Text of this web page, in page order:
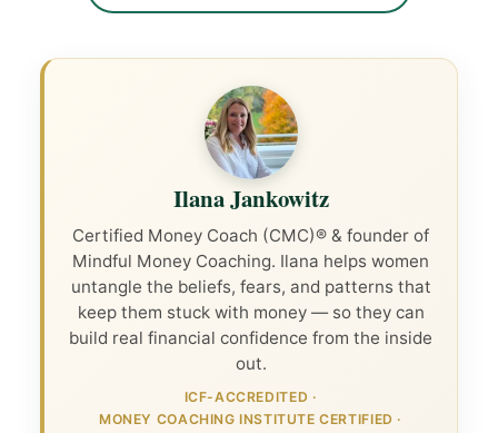
Ilana Jankowitz
Certified Money Coach (CMC)® & founder of
Mindful Money Coaching. Ilana helps women
untangle the beliefs, fears, and patterns that
keep them stuck with money — so they can
build real financial confidence from the inside
out.
ICF-ACCREDITED ·
MONEY COACHING INSTITUTE CERTIFIED ·